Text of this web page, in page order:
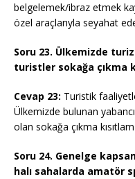
belgelemek/ibraz etmek
özel araçlarıyla seyahat
Soru 23. Ülkemizde
turistler sokağa çıkma
Cevap 23: Turistik
Ülkemizde bulunan
olan sokağa çıkma
Soru 24. Genelge
halı sahalarda amatör